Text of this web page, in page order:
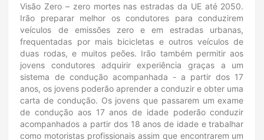
Visão Zero – zero mortes nas estradas da UE até 2050.
Irão preparar melhor os condutores para conduzirem
veículos de emissões zero e em estradas urbanas,
frequentadas por mais bicicletas e outros veículos de
duas rodas, e muitos peões. Irão também permitir aos
jovens condutores adquirir experiência graças a um
sistema de condução acompanhada - a partir dos 17
anos, os jovens poderão aprender a conduzir e obter uma
carta de condução. Os jovens que passarem um exame
de condução aos 17 anos de idade poderão conduzir
acompanhados a partir dos 18 anos de idade e trabalhar
como motoristas profissionais assim que encontrarem um